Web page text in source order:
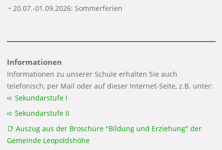
◔ 20.07.-01.09.2026: Sommerferien
Informationen
Informationen zu unserer Schule erhalten Sie auch
telefonisch, per Mail oder auf dieser Internet-Seite, z.B. unter:
➪ Sekundarstufe I
➪ Sekundarstufe II
📑 Auszug aus der Broschüre "Bildung und Erziehung" der
Gemeinde Leopoldshöhe